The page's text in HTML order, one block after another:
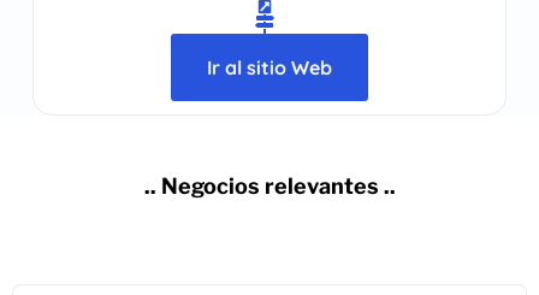
Ir al sitio Web
.. Negocios relevantes ..